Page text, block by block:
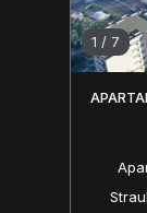
1 / 7